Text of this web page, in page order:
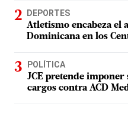
DEPORTES
Atletismo encabeza el
Dominicana en los
POLÍTICA
JCE pretende
cargos contra ACD